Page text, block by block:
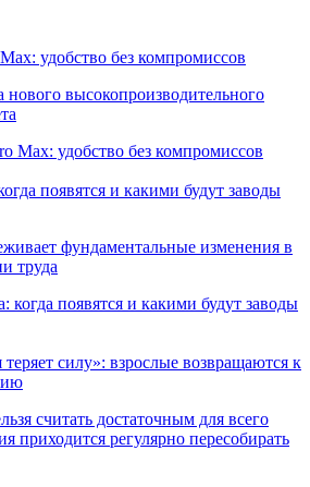
удобство без компромиссов
нового высокопроизводительного
появятся и какими будут заводы
фундаментальные изменения в
труда
силу»: взрослые возвращаются к
считать достаточным для всего
приходится регулярно пересобирать